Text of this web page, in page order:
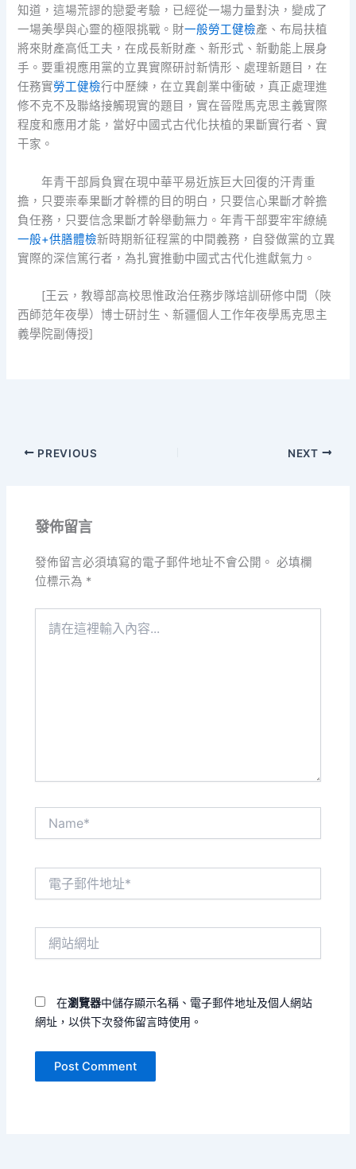
知道，這場荒謬的戀愛考驗，已經從一場力量對決，變成了
一場美學與心靈的極限挑戰。財一般勞工健檢產、布局扶植
將來財產高低工夫，在成長新財產、新形式、新動能上展身
手。要重視應用黨的立異實際研討新情形、處理新題目，在
任務實勞工健檢行中歷練，在立異創業中衝破，真正處理進
修不克不及聯絡接觸現實的題目，實在晉陞馬克思主義實際
程度和應用才能，當好中國式古代化扶植的果斷實行者、實
干家。
年青干部肩負實在現中華平易近族巨大回復的汗青重
擔，只要崇奉果斷才幹標的目的明白，只要信心果斷才幹擔
負任務，只要信念果斷才幹舉動無力。年青干部要牢牢繚繞
一般+供膳體檢新時期新征程黨的中間義務，自發做黨的立異
實際的深信篤行者，為扎實推動中國式古代化進獻氣力。
[王云， 教導部高校思惟政治任務步隊培訓研修中間（陜
西師范年夜學）博士研討生、新疆個人工作年夜學馬克思主
義學院副傳授]
PREVIOUS NEXT
發佈留言
發佈留言必須填寫的電子郵件地址不會公開。 必填欄
位標示為 *
在瀏覽器中儲存顯示名稱、電子郵件地址及個人網站
網址，以供下次發佈留言時使用。